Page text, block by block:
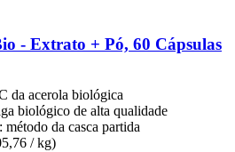
-​ Extrato + Pó, 60 Cápsulas
da acerola biológica
biológico de alta qualidade
método da casca partida
/ kg)